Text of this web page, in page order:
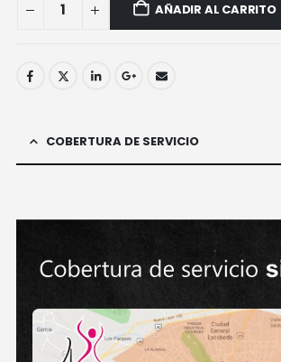
AÑADIR AL CARRITO
COBERTURA DE SERVICIO